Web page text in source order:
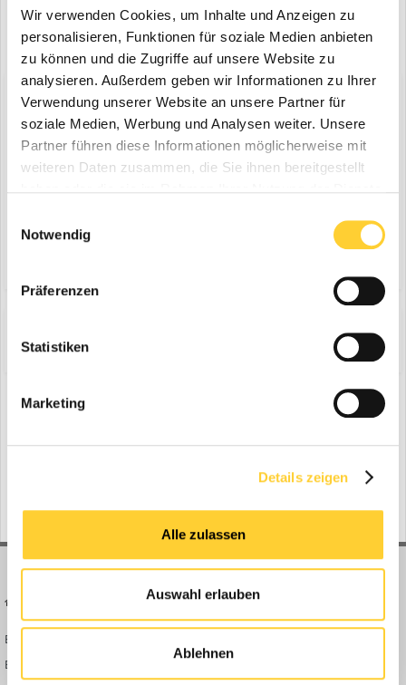
Wir verwenden Cookies, um Inhalte und Anzeigen zu
personalisieren, Funktionen für soziale Medien anbieten
zu können und die Zugriffe auf unsere Website zu
analysieren. Außerdem geben wir Informationen zu Ihrer
Verwendung unserer Website an unsere Partner für
soziale Medien, Werbung und Analysen weiter. Unsere
Partner führen diese Informationen möglicherweise mit
weiteren Daten zusammen, die Sie ihnen bereitgestellt
Notwendig
Präferenzen
Statistiken
Marketing
Details zeigen
Alle zulassen
Auswahl erlauben
Ablehnen
Diskutiere mit!
Du kannst jetzt antworten und Dich später anmelden. Wenn du
bereits einen Account hast kannst du dich hieranmelden
Note:Your post will require moderator approval before it will be
visible.
Antworte auf dieses Thema...
Zur Themenübersicht
No registered users viewing this page.
Bauforum24 News
Bauforum24 TV
FORUM LINKS